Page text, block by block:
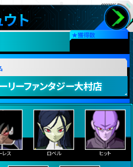
ト
★獲得数
リーファンタジー大村店
レス ロベル ヒット